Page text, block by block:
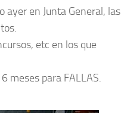
ayer en Junta General, las
etc en los que
meses para FALLAS.